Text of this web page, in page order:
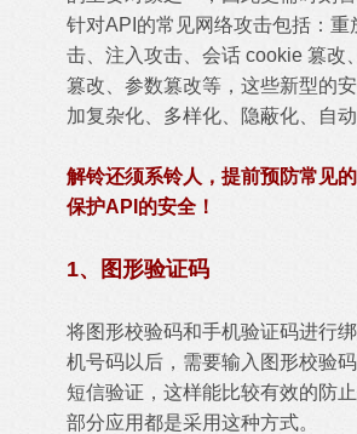
针对API的常见网络攻击包括：
击、注入攻击、会话 cookie 篡改
篡改、参数篡改等，这些新型的
加复杂化、多样化、隐蔽化、自动
解铃还须系铃人，提前预防常见
保护API的安全！
1、图形验证码
将图形校验码和手机验证码进行
机号码以后，需要输入图形校验
短信验证，这样能比较有效的防
部分应用都是采用这种方式。